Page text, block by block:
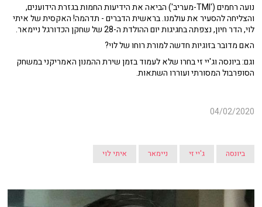
נועה רחמים ('TMI-מעריב') הביאה את הידיעות החמות בגזרת הידוענים,
והצליחה להסעיר את עולמנו. בראשית הדברים - תדהמה! האקסית של איתי
לוי, הדר חיון, נצפתה בחגיגות יום ההולדת ה-28 של שחקן הכדורגל ניימאר.
האם מדובר בזוגיות חדשה למורת רוחו של לוי?
וגם: ביונסה וג'יי זי בחרו שלא לעמוד בזמן שירת ההמנון האמריקני במשחק
הסופרבול המסורתי ועוררו השתאות.
04/02/2020
ביונסה ג'יי זי ניימאר איתי לוי